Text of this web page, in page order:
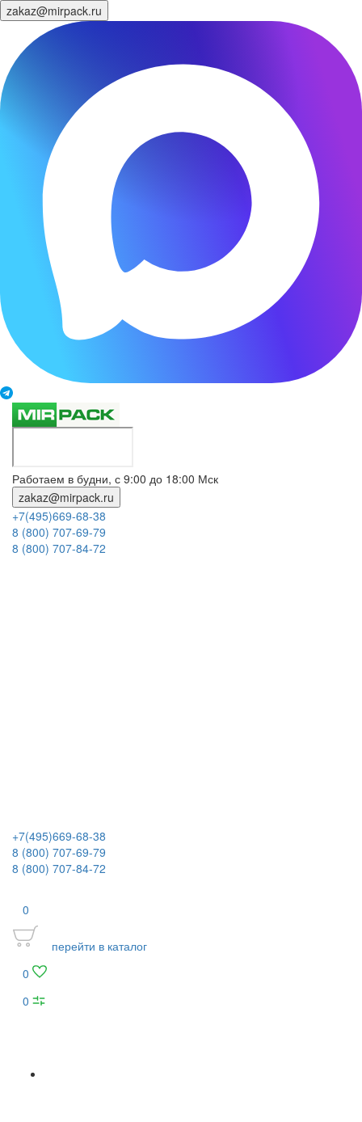
zakaz@mirpack.ru
Работаем в будни, с 9:00 до 18:00 Мск
zakaz@mirpack.ru
+7(495)669-68-38
8 (800) 707-69-79
8 (800) 707-84-72
+7(495)669-68-38
8 (800) 707-69-79
8 (800) 707-84-72
0
перейти в каталог
0
0